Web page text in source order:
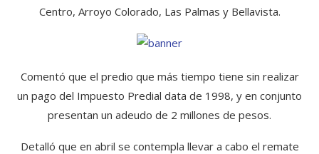
Centro, Arroyo Colorado, Las Palmas y Bellavista.
Comentó que el predio que más tiempo tiene sin realizar
un pago del Impuesto Predial data de 1998, y en conjunto
presentan un adeudo de 2 millones de pesos.
Detalló que en abril se contempla llevar a cabo el remate